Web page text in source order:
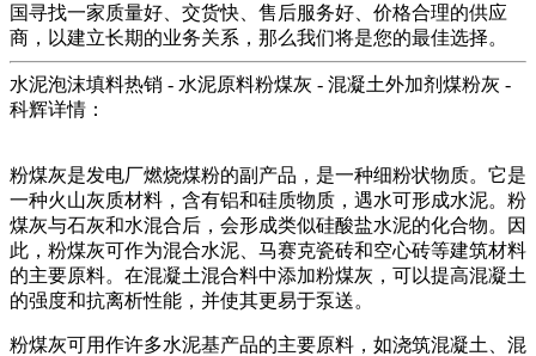
国寻找一家质量好、交货快、售后服务好、价格合理的供应
商，以建立长期的业务关系，那么我们将是您的最佳选择。
水泥泡沫填料热销 - 水泥原料粉煤灰 - 混凝土外加剂煤粉灰 -
科辉详情：
粉煤灰是发电厂燃烧煤粉的副产品，是一种细粉状物质。它是
一种火山灰质材料，含有铝和硅质物质，遇水可形成水泥。粉
煤灰与石灰和水混合后，会形成类似硅酸盐水泥的化合物。因
此，粉煤灰可作为混合水泥、马赛克瓷砖和空心砖等建筑材料
的主要原料。在混凝土混合料中添加粉煤灰，可以提高混凝土
的强度和抗离析性能，并使其更易于泵送。
粉煤灰可用作许多水泥基产品的主要原料，如浇筑混凝土、混